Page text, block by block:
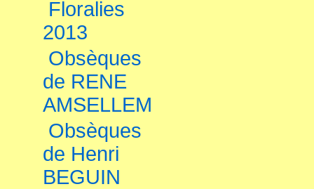
Floralies
2013
Obsèques
de RENE
AMSELLEM
Obsèques
de Henri
BEGUIN